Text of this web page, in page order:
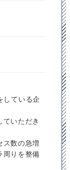
している企
いただき
ス数の急増
周りを整備